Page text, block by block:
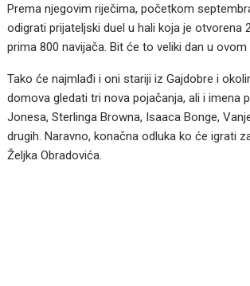
Prema njegovim riječima, početkom
odigrati prijateljski duel u hali koja je otvorena
prima 800 navijača. Bit će to veliki dan u ovom
Tako će najmlađi i oni stariji iz Gajdobre i
domova gledati tri nova pojačanja, ali i imena
Jonesa, Sterlinga Browna, Isaaca Bonge,
drugih. Naravno, konačna odluka ko će igrati
Željka Obradovića.